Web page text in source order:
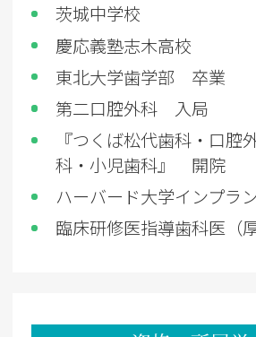
茨城中学校
慶応義塾志木高校
東北大学歯学部 卒業
第二口腔外科 入局
『つくば松代歯科・口腔
科・小児歯科』 開院
ハーバード大学インプラ
臨床研修医指導歯科医（